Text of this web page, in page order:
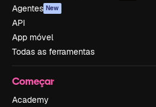
Agentes New
API
App móvel
Todas as ferramentas
Começar
Academy